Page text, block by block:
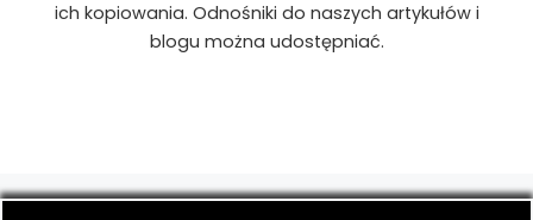
ich kopiowania. Odnośniki do naszych artykułów i
blogu można udostępniać.